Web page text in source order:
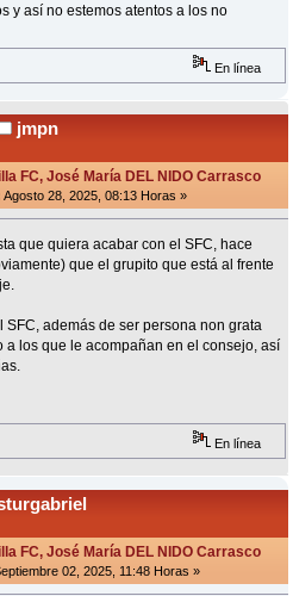
y así no estemos atentos a los no
En línea
jmpn
FC, José María DEL NIDO Carrasco
Agosto 28, 2025, 08:13 Horas »
que quiera acabar con el SFC, hace
que el grupito que está al frente
además de ser persona non grata
los que le acompañan en el consejo, así
En línea
FC, José María DEL NIDO Carrasco
02, 2025, 11:48 Horas »